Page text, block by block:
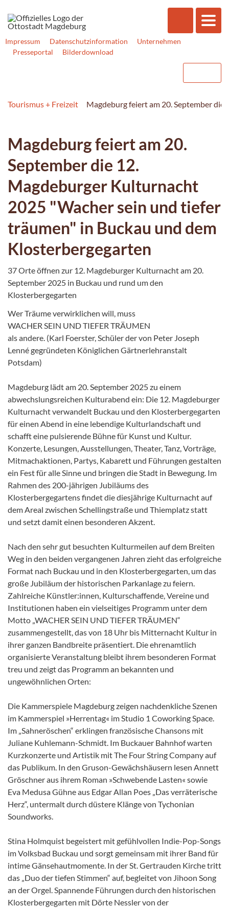
Impressum Datenschutzinformation
Unternehmen
Presseportal
Bilderdownload
Tourismus + Freizeit Magdeburg feiert am 20. September
Magdeburg feiert am 20.
September die 12.
Magdeburger Kulturnacht
2025 "Wacher sein und tiefer
träumen" in Buckau und dem
Klosterbergegarten
37 Orte öffnen zur 12. Magdeburger Kulturnacht am 20.
September 2025 in Buckau und rund um den
Klosterbergegarten
Wer Träume verwirklichen will, muss
WACHER SEIN UND TIEFER TRÄUMEN
als andere. (Karl Foerster, Schüler der von Peter Joseph
Lenné gegründeten Königlichen Gärtnerlehranstalt
Potsdam)
Magdeburg lädt am 20. September 2025 zu einem
abwechslungsreichen Kulturabend ein: Die 12. Magdeburger
Kulturnacht verwandelt Buckau und den Klosterbergegarten
für einen Abend in eine lebendige Kulturlandschaft und
schafft eine pulsierende Bühne für Kunst und Kultur.
Konzerte, Lesungen, Ausstellungen, Theater, Tanz, Vorträge,
Mitmachaktionen, Partys, Kabarett und Führungen gestalten
ein Fest für alle Sinne und bringen die Stadt in Bewegung. Im
Rahmen des 200-jährigen Jubiläums des
Klosterbergegartens findet die diesjährige Kulturnacht auf
dem Areal zwischen Schellingstraße und Thiemplatz statt
und setzt damit einen besonderen Akzent.
Nach den sehr gut besuchten Kulturmeilen auf dem Breiten
Weg in den beiden vergangenen Jahren zieht das erfolgreiche
Format nach Buckau und in den Klosterbergegarten, um das
große Jubiläum der historischen Parkanlage zu feiern.
Zahlreiche Künstler:innen, Kulturschaffende, Vereine und
Institutionen haben ein vielseitiges Programm unter dem
Motto „WACHER SEIN UND TIEFER TRÄUMEN“
zusammengestellt, das von 18 Uhr bis Mitternacht Kultur in
ihrer ganzen Bandbreite präsentiert. Die ehrenamtlich
organisierte Veranstaltung bleibt ihrem besonderen Format
treu und zeigt das Programm an bekannten und
ungewöhnlichen Orten:
Die Kammerspiele Magdeburg zeigen nachdenkliche Szenen
im Kammerspiel »Herrentag« im Studio 1 Coworking Space.
Im „Sahneröschen“ erklingen französische Chansons mit
Juliane Kuhlemann-Schmidt. Im Buckauer Bahnhof warten
Kurzkonzerte und Artistik mit The Four String Company auf
das Publikum. In den Gruson-Gewächshäusern lesen Annett
Gröschner aus ihrem Roman »Schwebende Lasten« sowie
Eva Medusa Gühne aus Edgar Allan Poes „Das verräterische
Herz“, untermalt durch düstere Klänge von Tychonian
Soundworks.
Stina Holmquist begeistert mit gefühlvollen Indie-Pop-Songs
im Volksbad Buckau und sorgt gemeinsam mit ihrer Band für
intime Gänsehautmomente. In der St. Gertrauden Kirche tritt
das „Duo der tiefen Stimmen“ auf, begleitet von Jihoon Song
an der Orgel. Spannende Führungen durch den historischen
Klosterbergegarten mit Dörte Nessler von der